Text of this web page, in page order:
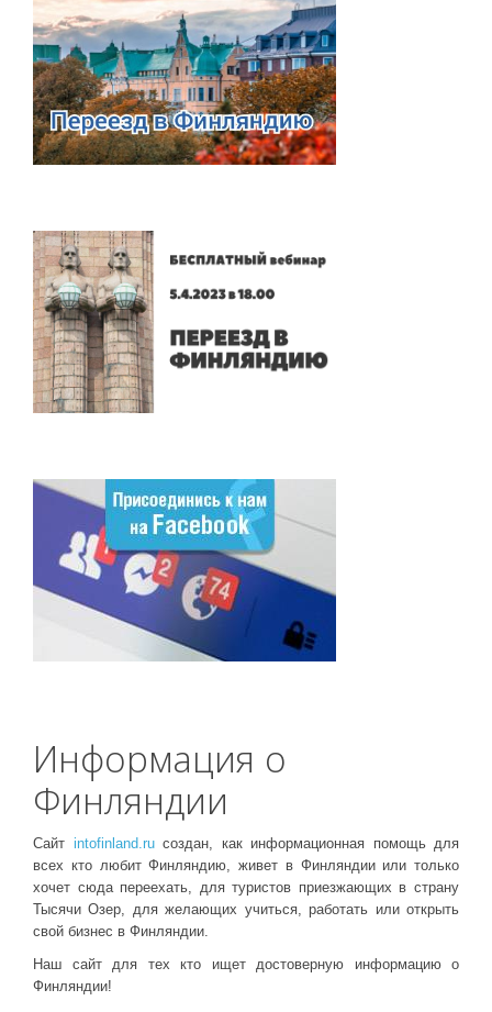
Информация о
Финляндии
Сайт intofinland.ruсоздан, как информационная помощь для
всех кто любит Финляндию, живет в Финляндии или только
хочет сюда переехать, для туристов приезжающих в страну
Тысячи Озер, для желающих учиться, работать или открыть
свой бизнес в Финляндии.
Наш сайт для тех кто ищет достоверную информацию о
Финляндии!